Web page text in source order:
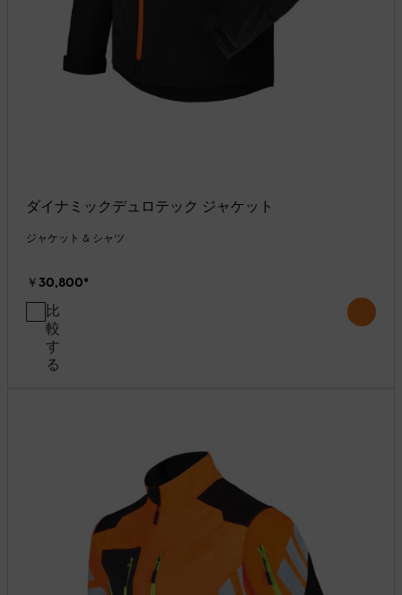
ダイナミックデュロテック ジャケット
ジャケット & シャツ
￥30,800*
比
較
す
る